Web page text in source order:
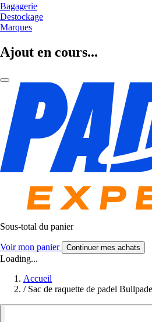
Bagagerie
Destockage
Marques
Ajout en cours...
Sous-total du panier
Voir mon panier Continuer mes achats
Loading...
Accueil
/ Sac de raquette de padel